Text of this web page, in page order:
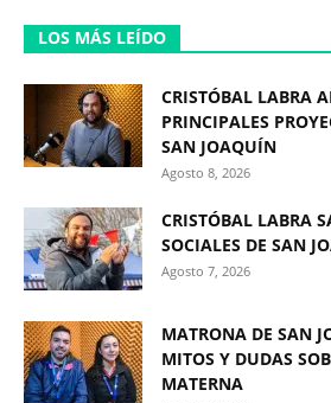
LOS MÁS LEÍDO
CRISTÓBAL LABRA
PRINCIPALES
SAN JOAQUÍN
Agosto 8, 2026
CRISTÓBAL LABRA
SOCIALES DE SAN
Agosto 7, 2026
MATRONA DE SAN
MITOS Y DUDAS
MATERNA